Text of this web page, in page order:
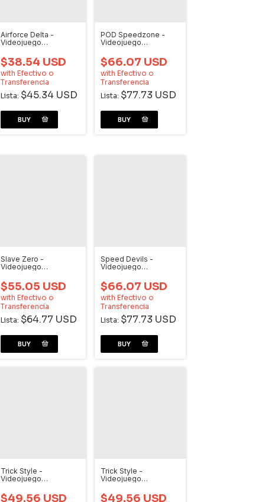
Airforce Delta -
Videojuego
$38.54 USD
with Efectivo o
Transferencia
Lista: $45.34 USD
POD Speedzone -
Videojuego
$66.07 USD
with Efectivo o
Transferencia
Lista: $77.73 USD
Slave Zero -
Videojuego
$55.05 USD
with Efectivo o
Transferencia
Lista: $64.77 USD
Speed Devils -
Videojuego
$66.07 USD
with Efectivo o
Transferencia
Lista: $77.73 USD
Trick Style -
Videojuego
$49.56 USD
Trick Style -
Videojuego
$49.56 USD